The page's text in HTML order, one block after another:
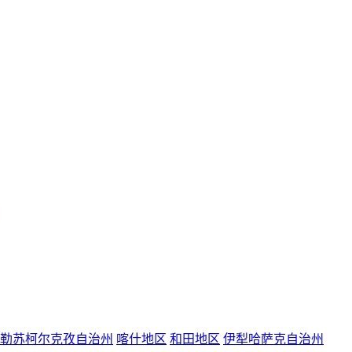
苏柯尔克孜自治州 喀什地区 和田地区 伊犁哈萨克自治州